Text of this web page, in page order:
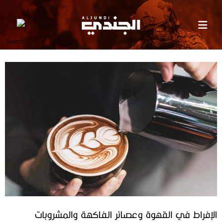
الإفراط في القهوة وعصائر الفاكهة والمشروبات